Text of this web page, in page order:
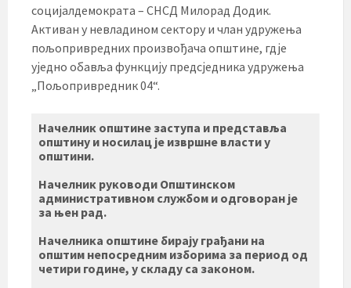
социјалдемократа – СНСД Милорад Додик.
Активан у невладином сектору и члан удружења
пољопривредних произвођача општине, гдје
уједно обавља функцију предсједника удружења
„Пољопривредник 04“.
Начелник општине заступа и представља
општину и носилац је извршне власти у
општини.
Начелник руководи Општинском
административном службом и одговоран је
за њен рад.
Начелника општине бирају грађани на
општим непосредним изборима за период од
четири године, у складу са законом.